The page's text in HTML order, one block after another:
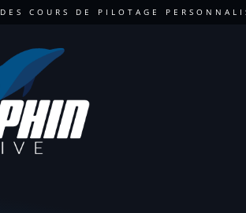
DES COURS DE PILOTAGE